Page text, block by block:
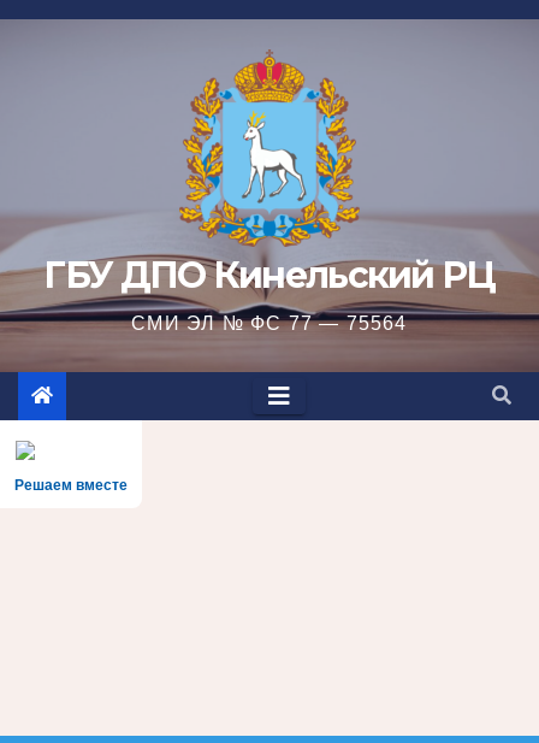
Перейти
ГБУ ДПО Кинельский РЦ
СМИ ЭЛ № ФС 77 — 75564
Решаем вместе